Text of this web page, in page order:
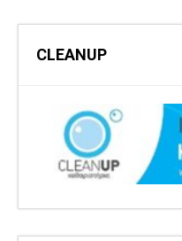
CLEANUP